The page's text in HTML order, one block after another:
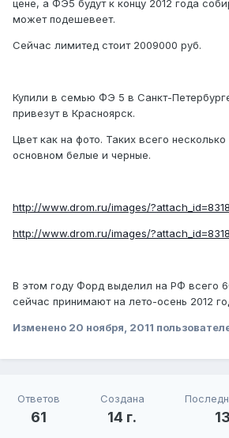
цене, а ФЭ5 будут к концу 2012 года
может подешевеет.
Сейчас лимитед стоит 2009000 руб.
Купили в семью ФЭ 5 в Санкт-
привезут в Красноярск.
Цвет как на фото. Таких всего
основном белые и черные.
http://www.drom.ru/images/
http://www.drom.ru/images/
В этом году Форд выделил на РФ всего
сейчас принимают на лето-осень 2012
Изменено 20 ноября, 2011
Ответов
61
Создана
14 г.